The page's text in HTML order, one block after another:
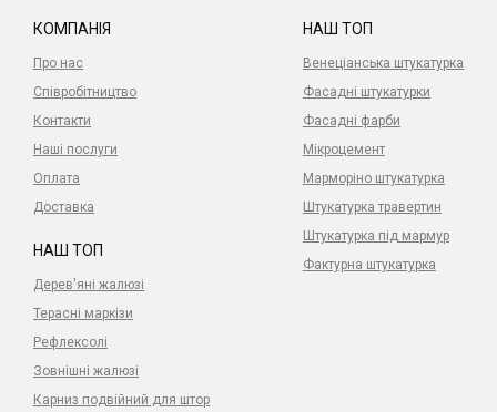
КОМПАНІЯ
Про нас
Співробітництво
Контакти
Наші послуги
Оплата
Доставка
НАШ ТОП
Венеціанська штукатурка
Фасадні штукатурки
Фасадні фарби
Мікроцемент
Марморіно штукатурка
Штукатурка травертин
Штукатурка під мармур
Фактурна штукатурка
НАШ ТОП
Дерев'яні жалюзі
Терасні маркізи
Рефлексолі
Зовнішні жалюзі
Карниз подвійний для штор